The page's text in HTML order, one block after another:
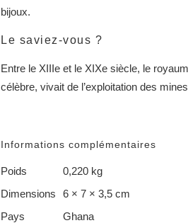
bijoux.
Le saviez-vous ?
Entre le XIIIe et le XIXe siècle, le
célèbre, vivait de l’exploitation des
Informations complémentaires
Poids
0,220 kg
Dimensions
6 × 7 × 3,5 cm
Pays
Ghana